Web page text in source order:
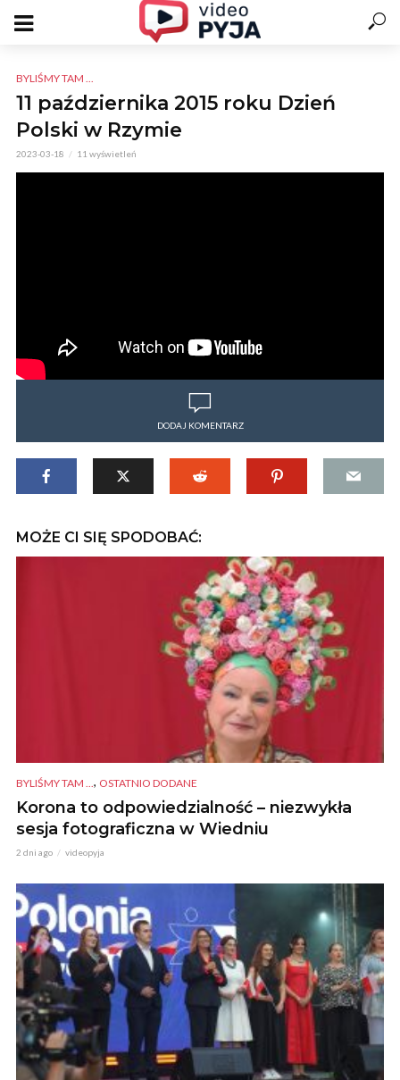
BYLIŚMY TAM ...
11 października 2015 roku Dzień
Polski w Rzymie
2023-03-18 11 wyświetleń
DODAJ KOMENTARZ
MOŻE CI SIĘ SPODOBAĆ:
BYLIŚMY TAM ... , OSTATNIO DODANE
Korona to odpowiedzialność – niezwykła
sesja fotograficzna w Wiedniu
2 dni ago videopyja